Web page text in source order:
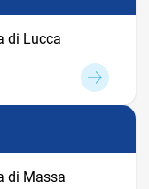
di Lucca
di Massa